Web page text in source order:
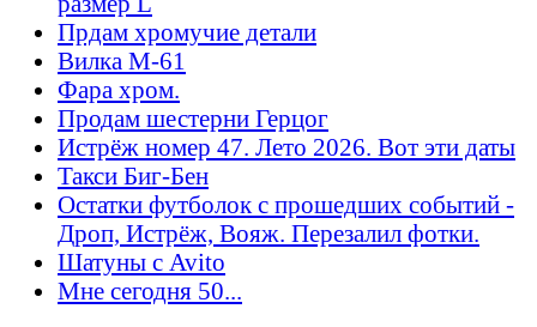
Прдам хромучие детали
Вилка М-61
Фара хром.
Продам шестерни Герцог
Истрёж номер 47. Лето 2026. Вот эти даты
Такси Биг-Бен
Остатки футболок с прошедших событий -
Дроп, Истрёж, Вояж. Перезалил фотки.
Шатуны с Avito
Мне сегодня 50...